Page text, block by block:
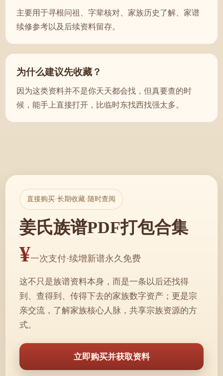
主要用于寻根问祖、字辈核对、家族历史了解、家谱
续修参考以及后续资料留存。
为什么建议先收藏？
因为这类资料并不是你天天都会找，但真要查的时
候，能手上直接打开，比临时东找西找强太多。
直接购买·长期收藏·随时查阅
姜氏族谱PDF打包合集
¥一次支付·续增新谱永久免费
这不只是族谱资料本身，而是一条以后还找得
到、查得到、传得下去的家族数字资产；更是宗
亲交流，了解家族核心人脉，共享宗族资源的方
式。
立即购买并获取资料